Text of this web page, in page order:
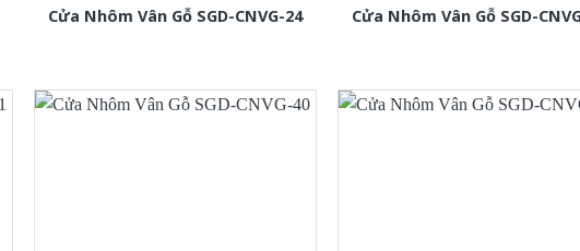
Cửa Nhôm Vân Gỗ SGD-CNVG-24 Cửa Nhôm Vân Gỗ SGD-